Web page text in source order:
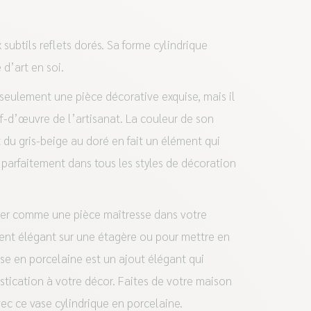
reflets dorés. Sa forme cylindrique
en soi.
une pièce décorative exquise, mais il
d’œuvre de l’artisanat. La couleur de son
gris-beige au doré en fait un élément qui
dans tous les styles de décoration
comme une pièce maîtresse dans votre
élégant sur une étagère ou pour mettre en
en porcelaine est un ajout élégant qui
à votre décor. Faites de votre maison
ce vase cylindrique en porcelaine.